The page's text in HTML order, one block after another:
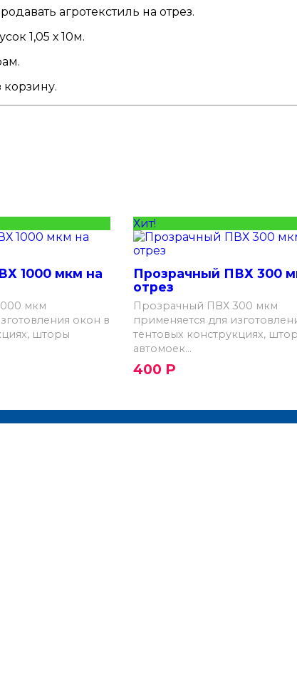
агротекстиль на отрез.
1,05 х 10м.
корзину.
1000 мкм на
мкм
окон в
шторы
Хит!
Прозрачный ПВХ 300
отрез
Прозрачный ПВХ 300 мкм
применяется для
тентовых конструкциях,
автомоек...
400 Р